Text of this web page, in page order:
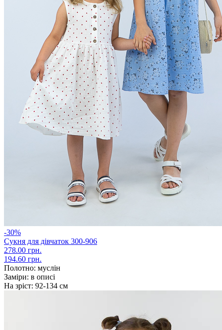
-30%
Сукня для дівчаток 300-906
278.00 грн.
194.60 грн.
Полотно: муслін
Заміри: в описі
На зріст: 92-134 см